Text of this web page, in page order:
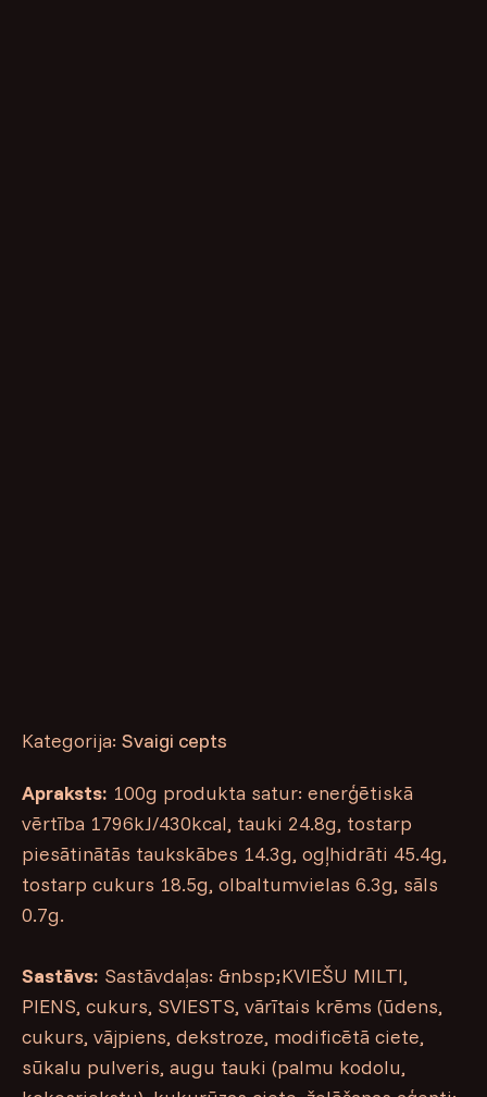
Kategorija: Svaigi cepts
Apraksts: 100g produkta satur: enerģētiskā
vērtība 1796kJ/430kcal, tauki 24.8g, tostarp
piesātinātās taukskābes 14.3g, ogļhidrāti 45.4g,
tostarp cukurs 18.5g, olbaltumvielas 6.3g, sāls
0.7g.
Sastāvs: Sastāvdaļas: &nbsp;KVIEŠU MILTI,
PIENS, cukurs, SVIESTS, vārītais krēms (ūdens,
cukurs, vājpiens, dekstroze, modificētā ciete,
sūkalu pulveris, augu tauki (palmu kodolu,